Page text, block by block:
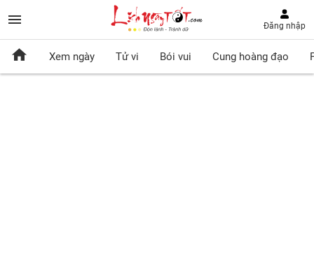
Đăng nhập
Xem ngày Tử vi Bói vui Cung hoàng đạo